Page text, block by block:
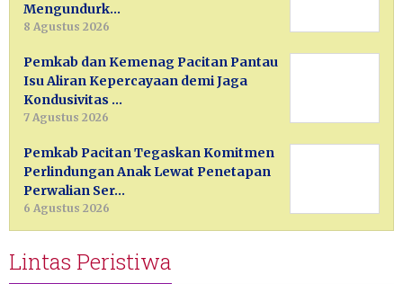
Mengundurk…
8 Agustus 2026
Pemkab dan Kemenag Pacitan Pantau
Isu Aliran Kepercayaan demi Jaga
Kondusivitas …
7 Agustus 2026
Pemkab Pacitan Tegaskan Komitmen
Perlindungan Anak Lewat Penetapan
Perwalian Ser…
6 Agustus 2026
Lintas Peristiwa